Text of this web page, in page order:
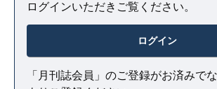
ログインいただきご覧ください。
ログイン
「月刊誌会員」のご登録がお済みで